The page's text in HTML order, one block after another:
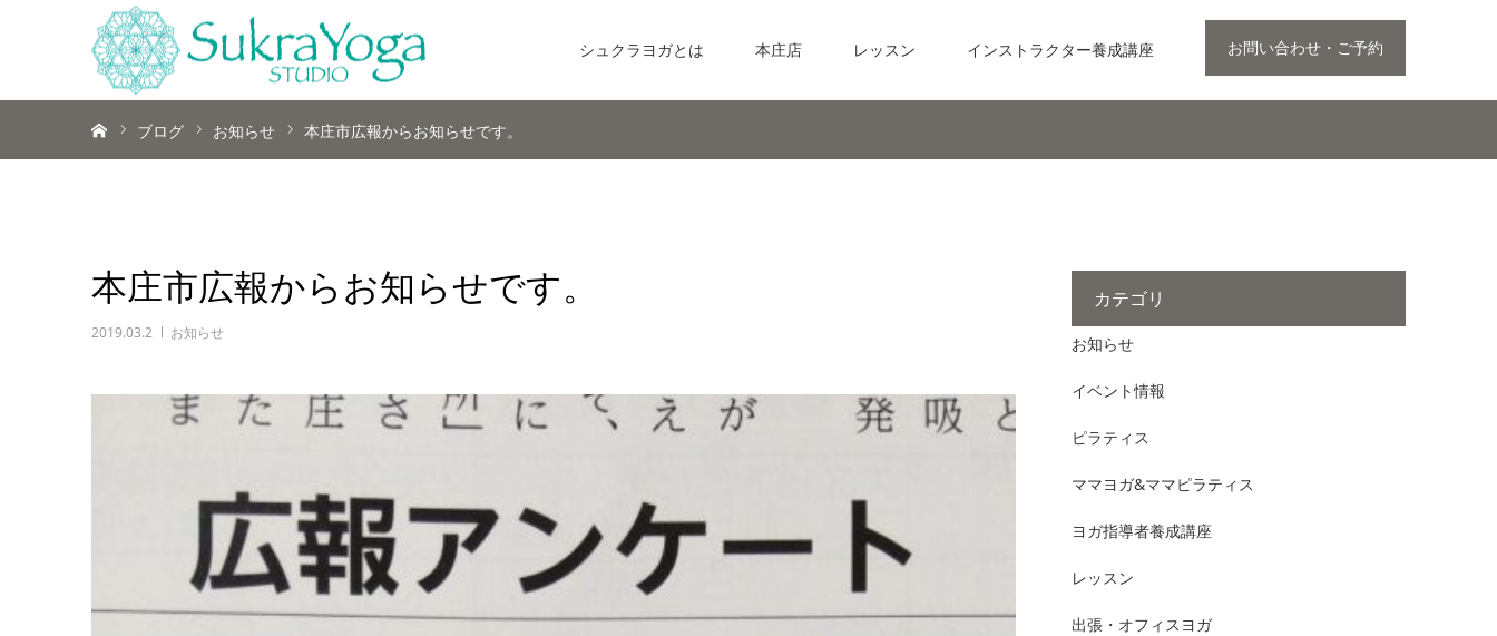
お問い合わせ・ご予約
シュクラヨガとは 本庄店 レッスン インストラクター養成講座
ブログ お知らせ 本庄市広報からお知らせです。
本庄市広報からお知らせです。
2019.03.2 お知らせ
カテゴリ
お知らせ
イベント情報
ピラティス
ママヨガ&ママピラティス
ヨガ指導者養成講座
レッスン
出張・オフィスヨガ